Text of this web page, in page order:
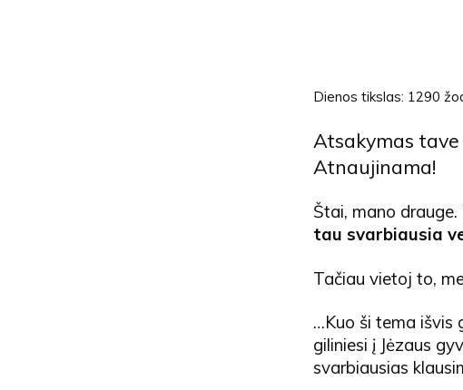
Dienos tikslas: 1290
Atsakymas
Atnaujinama!
Štai, mano
tau svarbiausia
Tačiau vietoj to,
…Kuo ši tema išvis
giliniesi į Jėzaus
svarbiausias